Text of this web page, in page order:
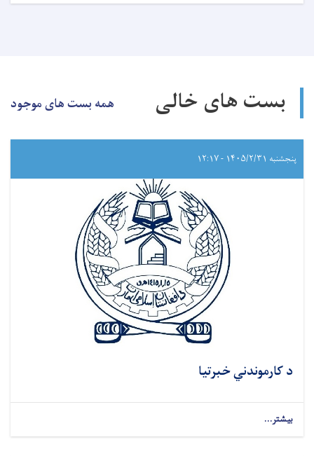
بست های خالی همه بست های موجود
پنجشنبه ۱۴۰۵/۲/۳۱ - ۱۲:۱۷
د کارموندني خبرتیا
بیشتر...